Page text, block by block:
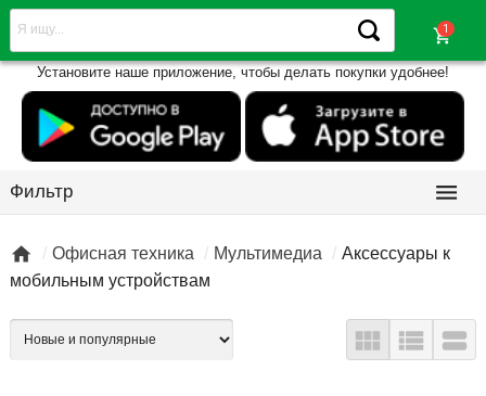
shopping_cart
Установите наше приложение, чтобы делать покупки удобнее!
Фильтр 
 Офисная техника Мультимедиа
Аксессуары к
мобильным устройствам
  